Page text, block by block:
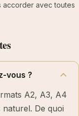
accorder avec toutes
une décoration
au format A4. Ils
collection d'affiches
posters cocktail est
huit ou douze
offre un rendu
vous ?
A2, A3, A4
De quoi